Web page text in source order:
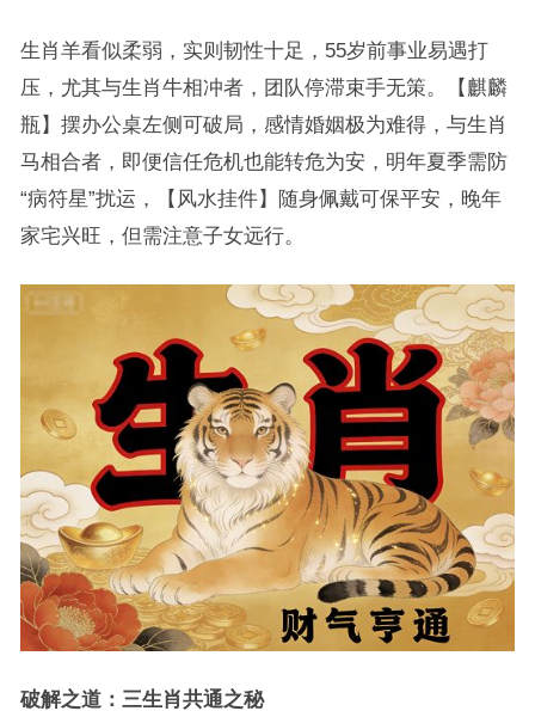
生肖羊看似柔弱，实则韧性十足，55岁前事业易遇打
压，尤其与生肖牛相冲者，团队停滞束手无策。【麒麟
瓶】摆办公桌左侧可破局，感情婚姻极为难得，与生肖
马相合者，即便信任危机也能转危为安，明年夏季需防
“病符星”扰运，【风水挂件】随身佩戴可保平安，晚年
家宅兴旺，但需注意子女远行。
破解之道：三生肖共通之秘